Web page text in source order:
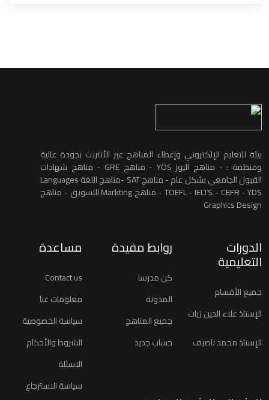
بيئة للتعليم الإلكتروني وإعطاء المناهج عبر الأنترنت بجودة عالية
ومنظمة : - مناهج اليوز YÖS - مناهج GRE - مناهج شهادات
القبول الجامعي بشكل عام - مناهج SAT -مناهج اللغة Languages
TOEFL - IELTS - CEFR - YDS - مناهج Markting التسويق - مناهج
Graphics Design
الدورات
التعليمية
جميع الأقسام
الإستاذ علاء الدين زيات
الإستاذ محمد ناصيف
روابط مفيدة
كن مدرسا
المدونة
جميع المناهج
حساب جديد
مساعدة
Contact us
معلومات عنا
سياسة الخصوصية
الشروط والأحكام
الاسئلة
سياسة الاسترجاع